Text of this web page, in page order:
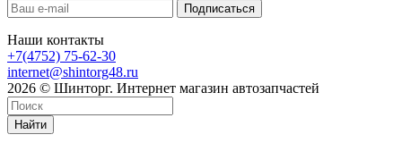
Наши контакты
+7(4752) 75-62-30
internet@shintorg48.ru
2026 © Шинторг. Интернет магазин автозапчастей
Найти